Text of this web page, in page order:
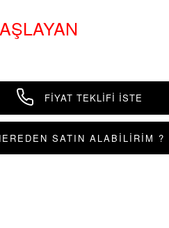
FIYAT TEKLIFI İSTE
SATIN ALABİLİRİM ?